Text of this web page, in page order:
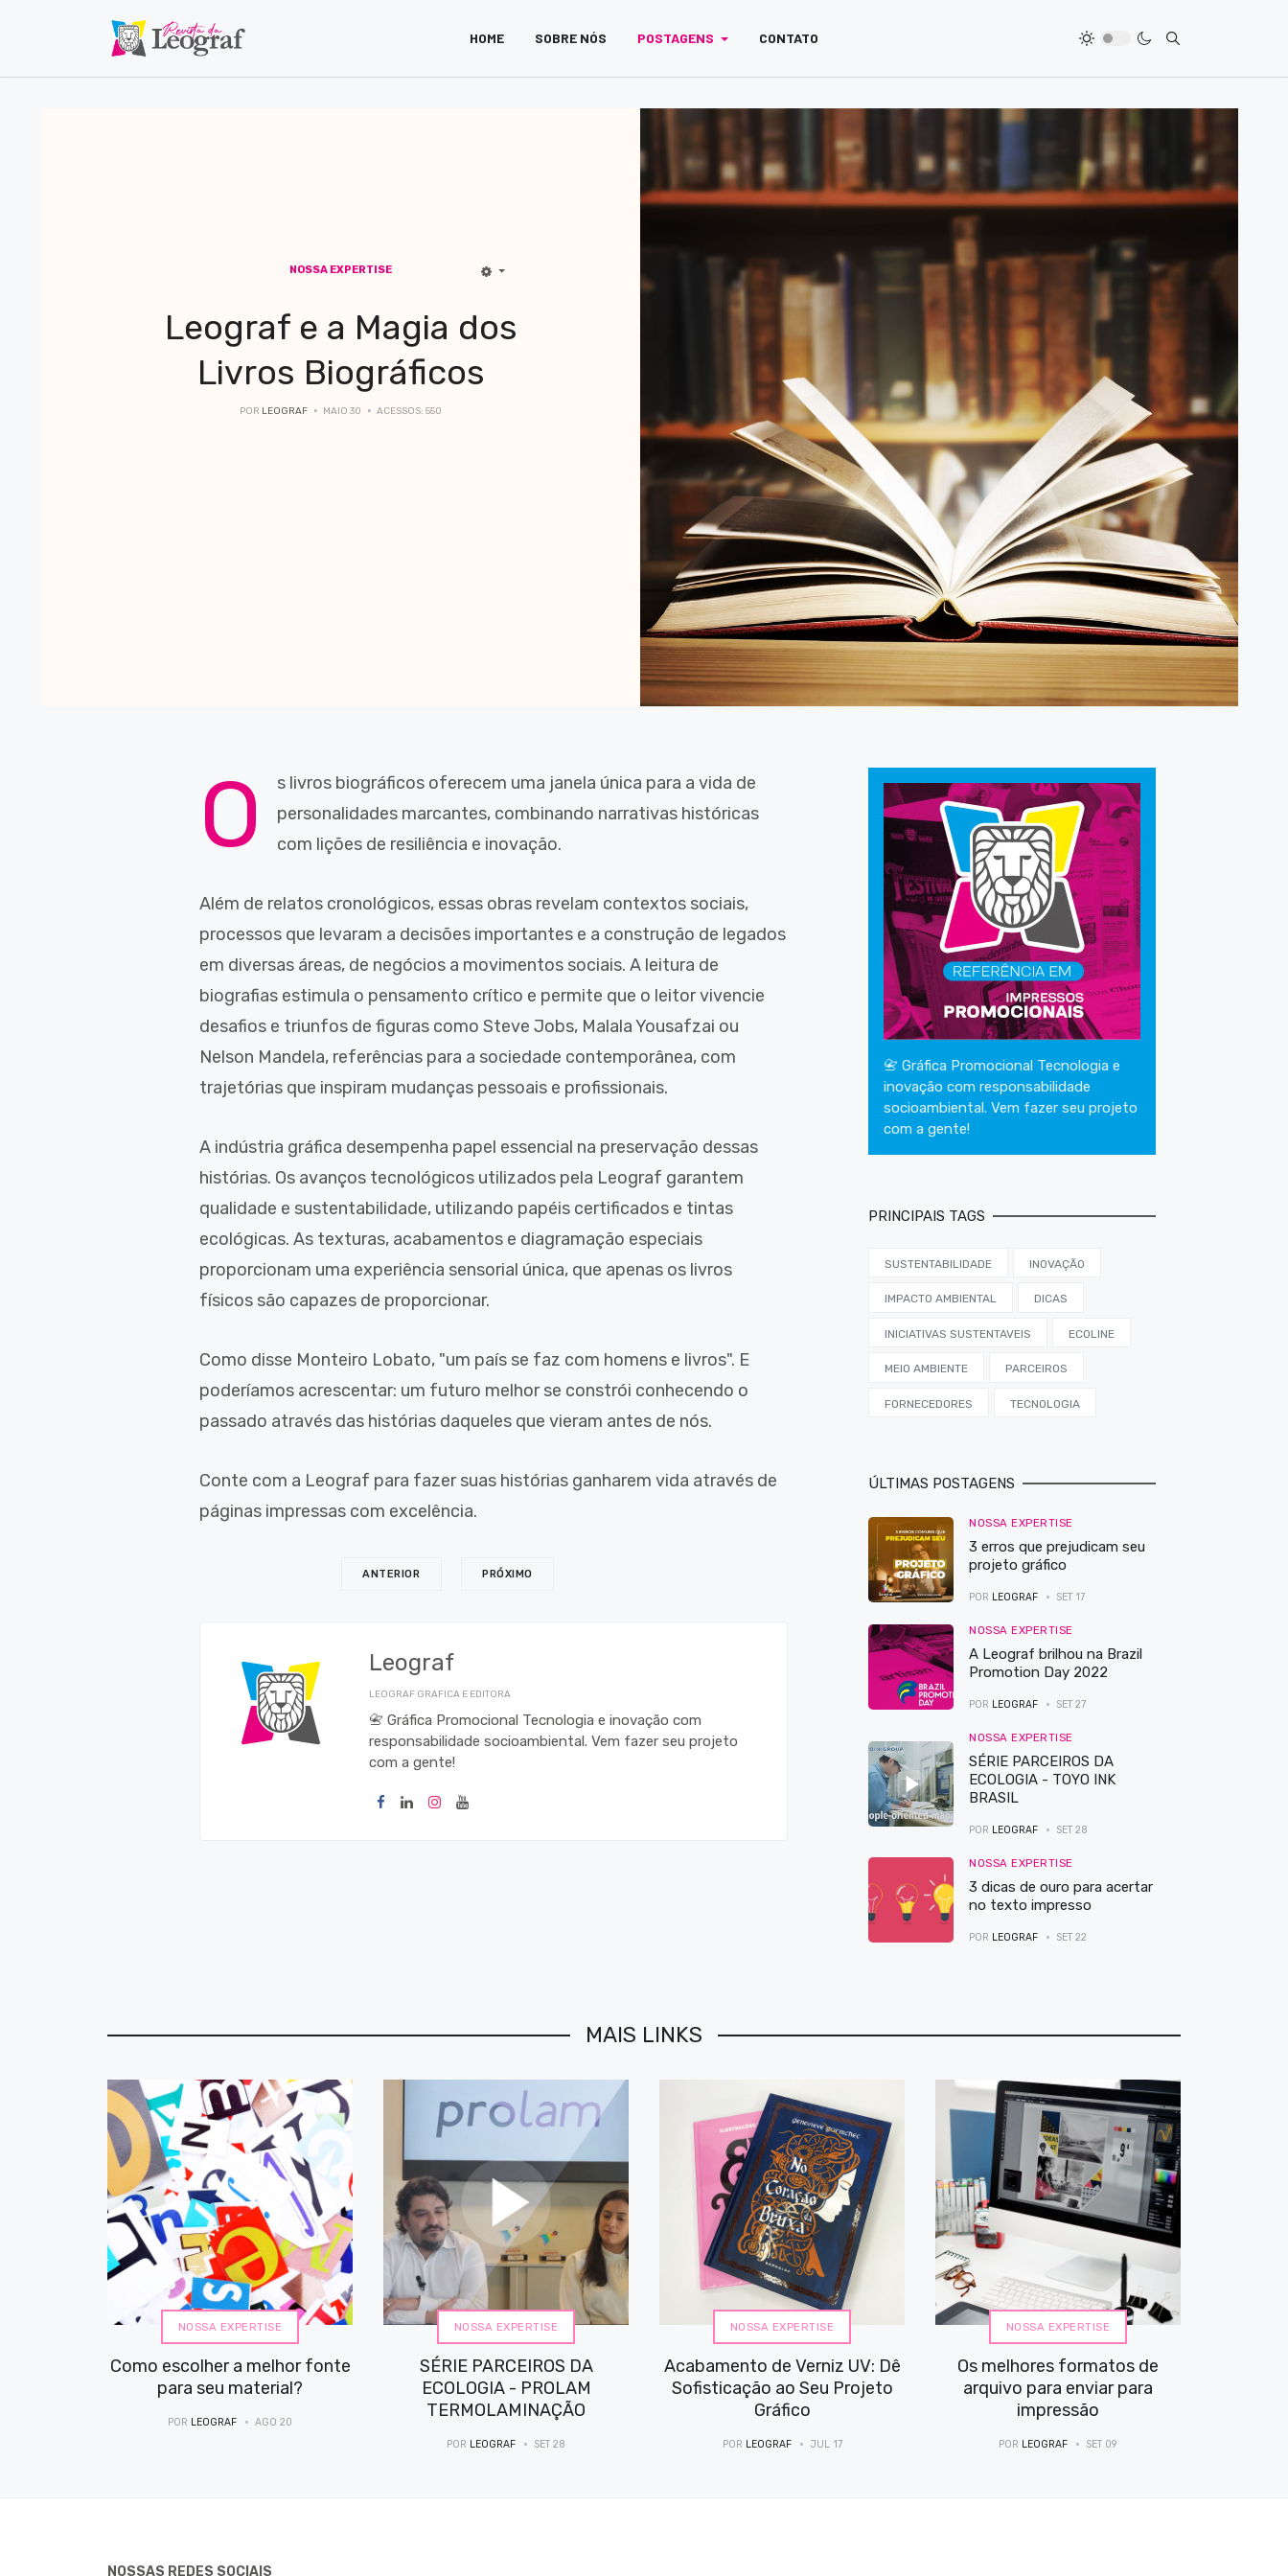
HOME SOBRE NÓS POSTAGENS CONTATO
NOSSA EXPERTISE
Leograf e a Magia dos
Livros Biográficos
POR LEOGRAF MAIO 30 ACESSOS: 550
O
s livros biográficos oferecem uma janela única para a vida de
personalidades marcantes, combinando narrativas históricas
com lições de resiliência e inovação.
Além de relatos cronológicos, essas obras revelam contextos sociais,
processos que levaram a decisões importantes e a construção de legados
em diversas áreas, de negócios a movimentos sociais. A leitura de
biografias estimula o pensamento crítico e permite que o leitor vivencie
desafios e triunfos de figuras como Steve Jobs, Malala Yousafzai ou
Nelson Mandela, referências para a sociedade contemporânea, com
trajetórias que inspiram mudanças pessoais e profissionais.
A indústria gráfica desempenha papel essencial na preservação dessas
histórias. Os avanços tecnológicos utilizados pela Leograf garantem
qualidade e sustentabilidade, utilizando papéis certificados e tintas
ecológicas. As texturas, acabamentos e diagramação especiais
proporcionam uma experiência sensorial única, que apenas os livros
físicos são capazes de proporcionar.
Como disse Monteiro Lobato, "um país se faz com homens e livros". E
poderíamos acrescentar: um futuro melhor se constrói conhecendo o
passado através das histórias daqueles que vieram antes de nós.
Conte com a Leograf para fazer suas histórias ganharem vida através de
páginas impressas com excelência.
ANTERIOR PRÓXIMO
Leograf
LEOGRAF GRAFICA E EDITORA
📇 Gráfica Promocional Tecnologia e inovação com
responsabilidade socioambiental. Vem fazer seu projeto
com a gente!
📇 Gráfica Promocional Tecnologia e
inovação com responsabilidade
socioambiental. Vem fazer seu projeto
com a gente!
PRINCIPAIS TAGS
SUSTENTABILIDADE INOVAÇÃO
IMPACTO AMBIENTAL DICAS
INICIATIVAS SUSTENTAVEIS ECOLINE
MEIO AMBIENTE PARCEIROS
FORNECEDORES TECNOLOGIA
ÚLTIMAS POSTAGENS
NOSSA EXPERTISE
3 erros que prejudicam seu
projeto gráfico
POR LEOGRAF SET 17
NOSSA EXPERTISE
A Leograf brilhou na Brazil
Promotion Day 2022
POR LEOGRAF SET 27
NOSSA EXPERTISE
SÉRIE PARCEIROS DA
ECOLOGIA - TOYO INK
BRASIL
POR LEOGRAF SET 28
NOSSA EXPERTISE
3 dicas de ouro para acertar
no texto impresso
POR LEOGRAF SET 22
MAIS LINKS
NOSSA EXPERTISE
Como escolher a melhor fonte
para seu material?
POR LEOGRAF AGO 20
NOSSA EXPERTISE
SÉRIE PARCEIROS DA
ECOLOGIA - PROLAM
TERMOLAMINAÇÃO
POR LEOGRAF SET 28
NOSSA EXPERTISE
Acabamento de Verniz UV: Dê
Sofisticação ao Seu Projeto
Gráfico
POR LEOGRAF JUL 17
NOSSA EXPERTISE
Os melhores formatos de
arquivo para enviar para
impressão
POR LEOGRAF SET 09
NOSSAS REDES SOCIAIS